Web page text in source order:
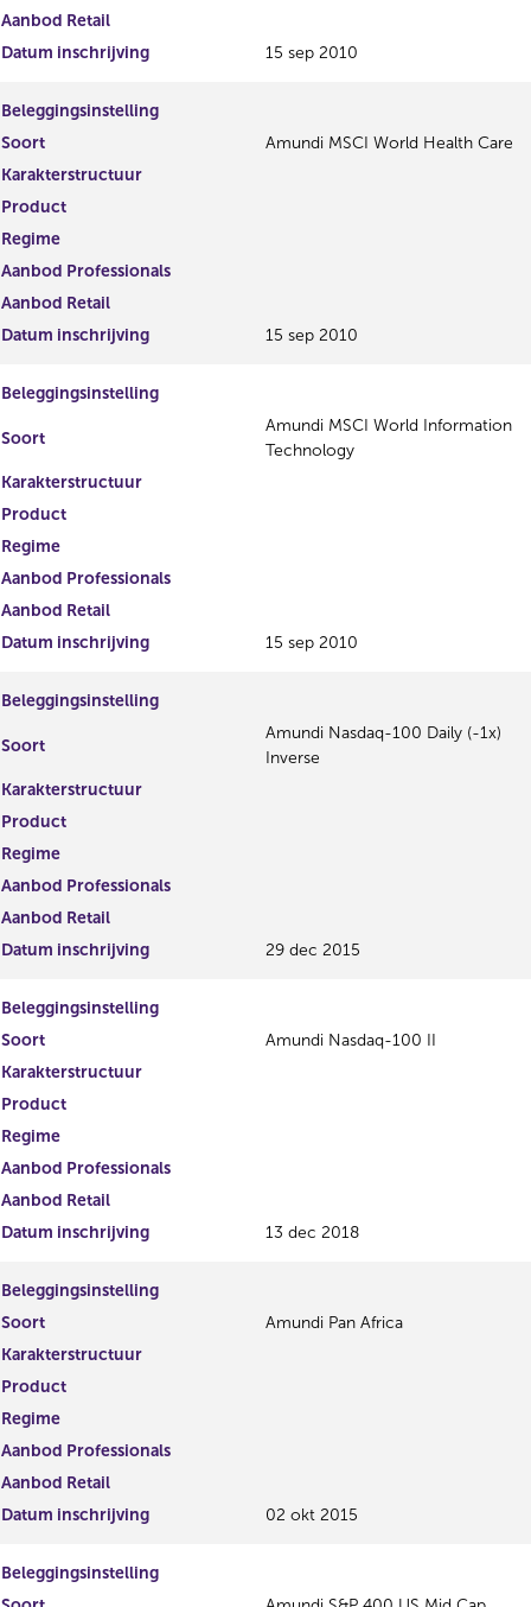
Aanbod Retail
Datum inschrijving
15 sep 2010
Beleggingsinstelling
Soort
Amundi MSCI World Health Care
Karakterstructuur
Product
Regime
Aanbod Professionals
Aanbod Retail
Datum inschrijving
15 sep 2010
Beleggingsinstelling
Soort
Amundi MSCI World Information
Technology
Karakterstructuur
Product
Regime
Aanbod Professionals
Aanbod Retail
Datum inschrijving
15 sep 2010
Beleggingsinstelling
Soort
Amundi Nasdaq-100 Daily (-1x)
Inverse
Karakterstructuur
Product
Regime
Aanbod Professionals
Aanbod Retail
Datum inschrijving
29 dec 2015
Beleggingsinstelling
Soort
Amundi Nasdaq-100 II
Karakterstructuur
Product
Regime
Aanbod Professionals
Aanbod Retail
Datum inschrijving
13 dec 2018
Beleggingsinstelling
Soort
Amundi Pan Africa
Karakterstructuur
Product
Regime
Aanbod Professionals
Aanbod Retail
Datum inschrijving
02 okt 2015
Beleggingsinstelling